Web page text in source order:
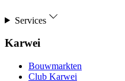
Services
Karwei
Bouwmarkten
Club Karwei